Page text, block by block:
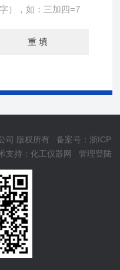
），如：三加四=7
司 版权所有 备案号：浙ICP
支持：化工仪器网 管理登陆